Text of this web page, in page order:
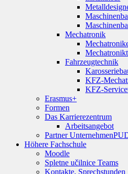
Mechatronik
Fahrzeugtechnik
KFZ-
KFZ-
Erasmus+
Formen
Das Karrierezentrum
Arbeitsangebot
Partner Unternehmen
Höhere Fachschule
Moodle
Spletne učilnice Teams
Kontakte, Sprechstunden